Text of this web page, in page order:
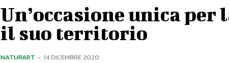
Un’occasione unica per
il suo territorio
NATURART - 14 DICEMBRE 2020